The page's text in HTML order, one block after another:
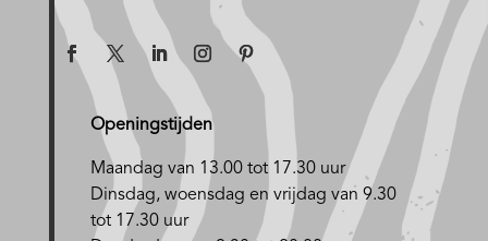
Openingstijden
Maandag van 13.00 tot 17.30 uur
Dinsdag, woensdag en vrijdag van 9.30
tot 17.30 uur